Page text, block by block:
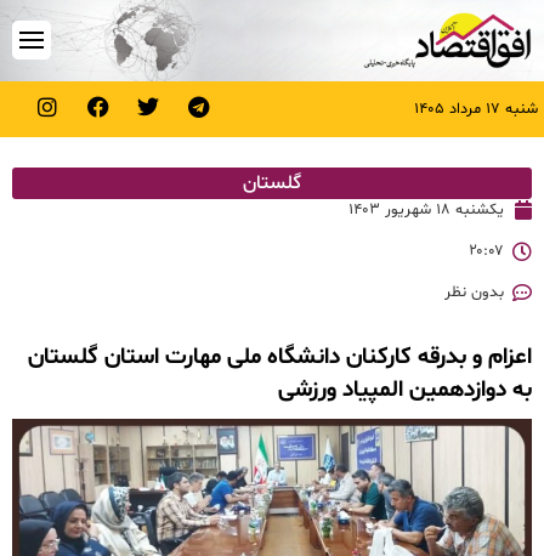
شنبه ۱۷ مرداد ۱۴۰۵
گلستان
یکشنبه ۱۸ شهریور ۱۴۰۳
۲۰:۰۷
بدون نظر
اعزام و بدرقه کارکنان دانشگاه ملی مهارت استان گلستان
به دوازدهمین المپیاد ورزشی